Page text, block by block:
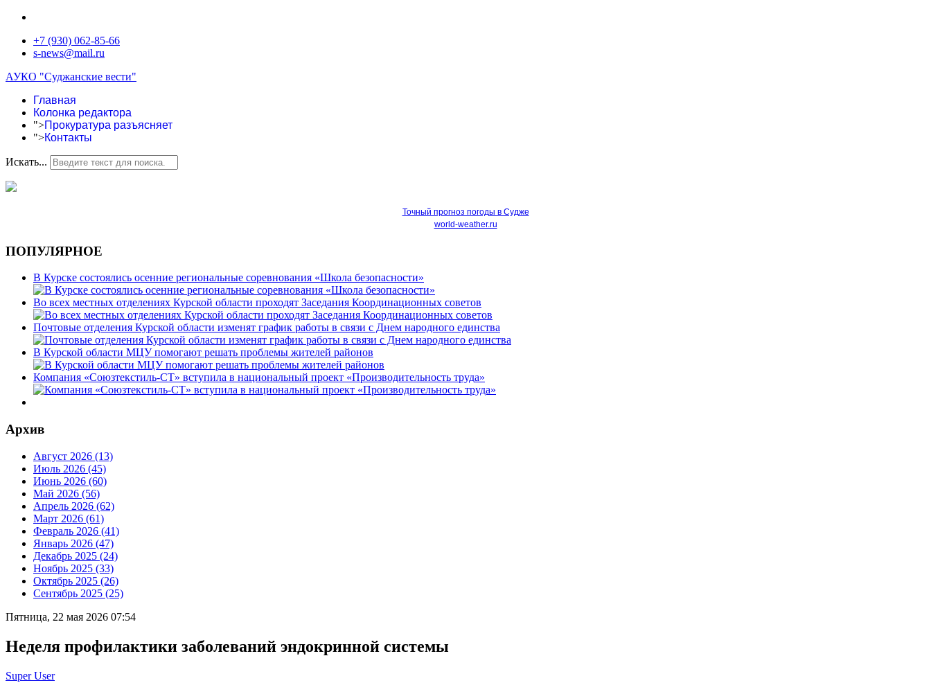
+7 (930) 062-85-66
s-news@mail.ru
АУКО "Суджанские вести"
Главная
Колонка редактора
">Прокуратура разъясняет
">Контакты
Искать...
Точный прогноз погоды в Судже
world-weather.ru
ПОПУЛЯРНОЕ
В Курске состоялись осенние региональные соревнования «Школа безопасности»
Во всех местных отделениях Курской области проходят Заседания Координационных советов
Почтовые отделения Курской области изменят график работы в связи с Днем народного единства
В Курской области МЦУ помогают решать проблемы жителей районов
Компания «Союзтекстиль-СТ» вступила в национальный проект «Производительность труда»
Архив
Август 2026 (13)
Июль 2026 (45)
Июнь 2026 (60)
Май 2026 (56)
Апрель 2026 (62)
Март 2026 (61)
Февраль 2026 (41)
Январь 2026 (47)
Декабрь 2025 (24)
Ноябрь 2025 (33)
Октябрь 2025 (26)
Сентябрь 2025 (25)
Пятница, 22 мая 2026 07:54
Неделя профилактики заболеваний эндокринной системы
Super User